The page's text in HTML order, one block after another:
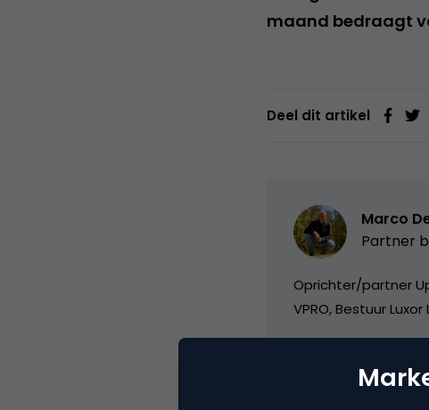
maand bedraagt
Deel dit artikel
Marco
Partner
Oprichter/partner
VPRO, Bestuur